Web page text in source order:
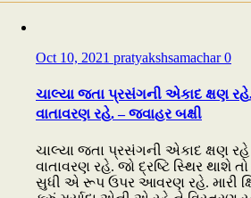
Oct 10, 2021 pratyakshsamachar0
ચાલ્યા જતા પ્રસંગની એકાદ ક્ષણ
વાતાવરણ રહે. – જવાહર બક્ષી
ચાલ્યા જતા પ્રસંગની એકાદ ક્ષણ
વાતાવરણ રહે. જો દ્રષ્ટિ સ્થિર થાશે
સુધી એ રૂપ ઉપર આવરણ રહે. મારી